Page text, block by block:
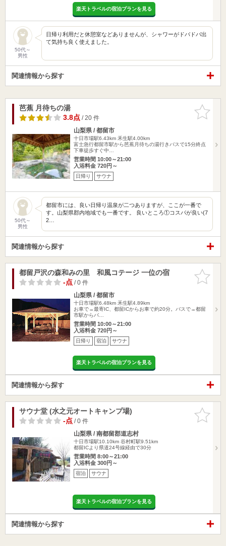
楽天トラベルの宿泊プランを見る
50代～
男性
日帰り利用だと休憩室などありませんが、シャワーがドバドバ出
て気持ち良く使えました。
関連情報から探す
お気に入
りに追加
芭蕉 月待ちの湯
3.8点/ 20 件
山梨県 / 都留市
十日市場駅6.43km 禾生駅4.00km
富士急行都留市駅から芭蕉月待ちの湯行きバスで15分終点
下車徒歩すぐ中…
営業時間 10:00～21:00
入浴料金 720円～
日帰り サウナ
50代～
男性
都留市には、良い日帰り温泉が二つありますが、ここが一番で
す。山梨県郡内地域でも一番です。 良いところ①コスパが良い(7
2…
関連情報から探す
お気に入
りに追加
都留戸沢の森和みの里 和風コテージ 一位の宿
-点/ 0 件
山梨県 / 都留市
十日市場駅6.48km 禾生駅4.89km
お車で→最寄IC、都留ICからお車で約20分。バスで→都留
市駅からバ…
営業時間 10:00～21:00
入浴料金 720円～
日帰り 宿泊 サウナ
楽天トラベルの宿泊プランを見る
関連情報から探す
お気に入
りに追加
サウナ堂 (水之元オートキャンプ場)
-点/ 0 件
山梨県 / 南都留郡道志村
十日市場駅10.10km 谷村町駅9.51km
都留ICより県道24号線経由で30分
営業時間 8:00～21:00
入浴料金 300円～
宿泊 サウナ
楽天トラベルの宿泊プランを見る
関連情報から探す